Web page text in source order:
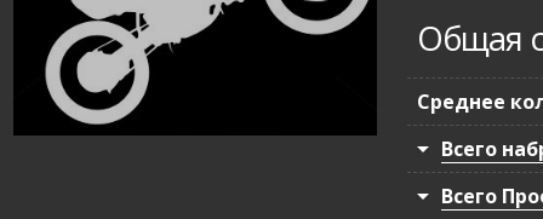
Общая
Среднее
Всего
Всего